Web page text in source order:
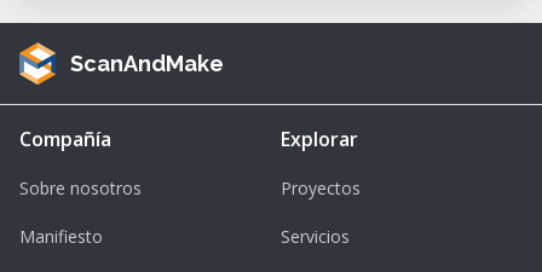
ScanAndMake
Compañía
Sobre nosotros
Manifiesto
Explorar
Proyectos
Servicios